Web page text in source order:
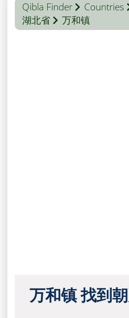
Qibla Finder Countries
湖北省
万和镇
万和镇 找到